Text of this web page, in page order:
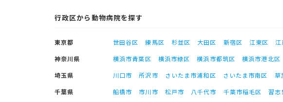
行政区から動物病院を探す
東京都 世田谷区 練馬区 杉並区 大田区 新宿区 江東区 江
神奈川県
横浜市青葉区 横浜市緑区 横浜市都筑区 横浜市港北区
埼玉県
川口市 所沢市 さいたま市浦和区 さいたま市南区 草
千葉県
船橋市 市川市 松戸市 八千代市 千葉市稲毛区 習志